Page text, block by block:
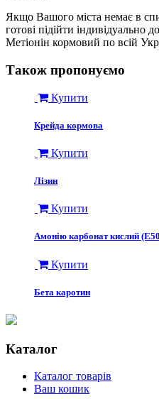
Якщо Вашого міста немає в
готові підійти індивідуально
Метіонін кормовий по всій
Також пропонуємо
Купити
Крейда кормова
Купити
Лізин
Купити
Амонію карбонат кислий
Купити
Бета каротин
Каталог
Каталог товарів
Ваш кошик